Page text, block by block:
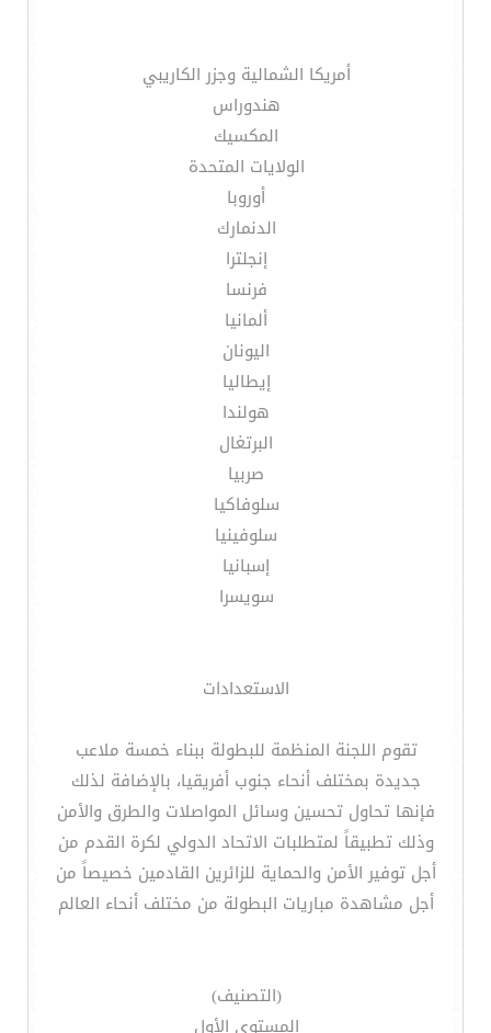
أمريكا الشمالية وجزر الكاريبي
هندوراس
المكسيك
الولايات المتحدة
أوروبا
الدنمارك
إنجلترا
فرنسا
ألمانيا
اليونان
إيطاليا
هولندا
البرتغال
صربيا
سلوفاكيا
سلوفينيا
إسبانيا
سويسرا
الاستعدادات
تقوم اللجنة المنظمة للبطولة ببناء خمسة ملاعب
جديدة بمختلف أنحاء جنوب أفريقيا، بالإضافة لذلك
فإنها تحاول تحسين وسائل المواصلات والطرق والأمن
وذلك تطبيقاً لمتطلبات الاتحاد الدولي لكرة القدم من
أجل توفير الأمن والحماية للزائرين القادمين خصيصاً من
أجل مشاهدة مباريات البطولة من مختلف أنحاء العالم
(التصنيف)
المستوى الأول